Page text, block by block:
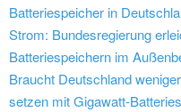
Batteriespeicher in
Strom: Bundesregierung
Batteriespeichern im
Braucht Deutschland
setzen mit Gigawatt-